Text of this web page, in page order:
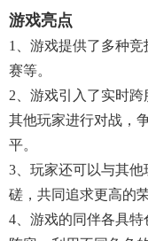
游戏亮点
1、游戏提供了多种
赛等。
2、游戏引入了实时
其他玩家进行对战，
平。
3、玩家还可以与其
磋，共同追求更高的
4、游戏的同伴各具